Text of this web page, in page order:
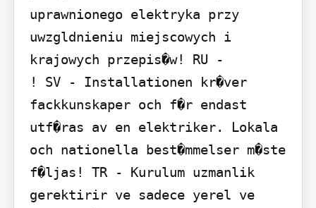
uprawnionego elektryka przy
uwzgldnieniu miejscowych i
krajowych przepis�w! RU -
! SV - Installationen kr�ver
fackkunskaper och f�r endast
utf�ras av en elektriker. Lokala
och nationella best�mmelser m�ste
f�ljas! TR - Kurulum uzmanlik
gerektirir ve sadece yerel ve